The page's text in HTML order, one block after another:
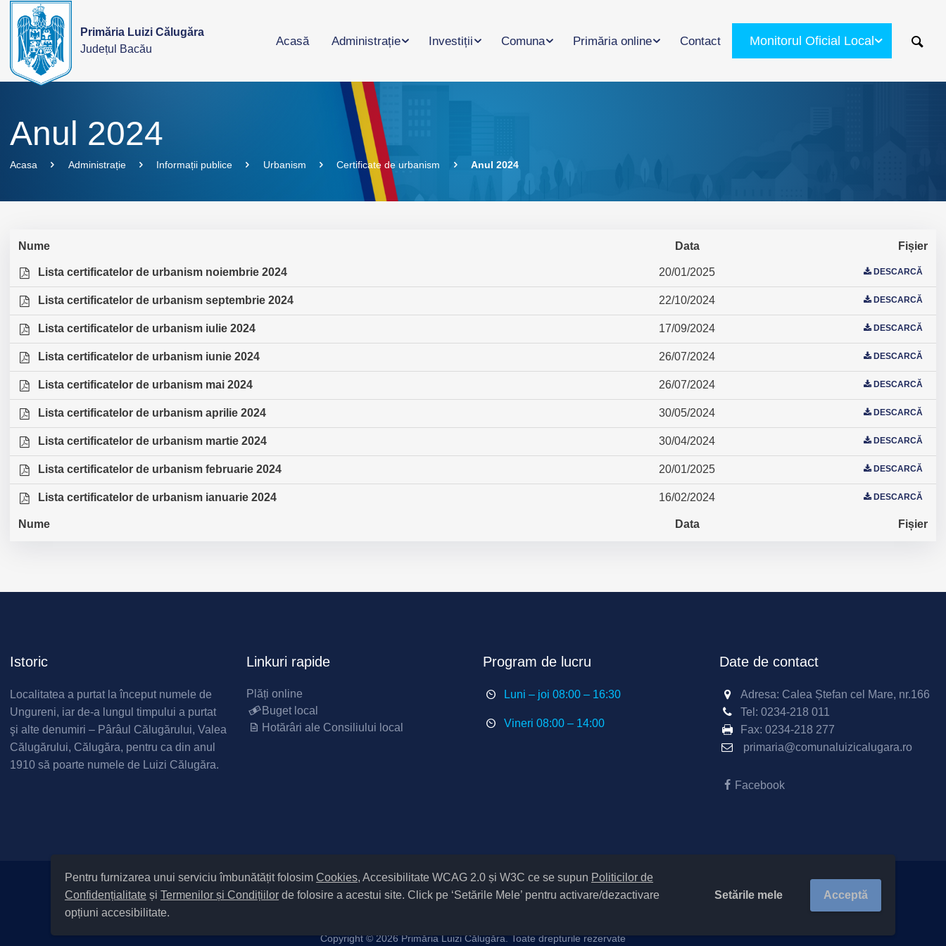
Pentru furnizarea unui serviciu îmbunătățit folosim Cookies, Accesibilitate WCAG 2.0 și W3C ce se supun Politicilor de
Confidențialitate și Termenilor și Condițiilor de folosire a acestui site. Click pe ‘Setările Mele’ pentru activare/dezactivare
opțiuni accesibilitate.
Setările mele Acceptă
Primăria Luizi Călugăra
Județul Bacău
Acasă Administrație Investiții Comuna Primăria online Contact Monitorul Oficial Local
Anul 2024
Acasa Administrație Informații publice Urbanism Certificate de urbanism Anul 2024
Nume Data Fișier
Lista certificatelor de urbanism noiembrie 2024 20/01/2025 DESCARCĂ
Lista certificatelor de urbanism septembrie 2024 22/10/2024 DESCARCĂ
Lista certificatelor de urbanism iulie 2024 17/09/2024 DESCARCĂ
Lista certificatelor de urbanism iunie 2024 26/07/2024 DESCARCĂ
Lista certificatelor de urbanism mai 2024 26/07/2024 DESCARCĂ
Lista certificatelor de urbanism aprilie 2024 30/05/2024 DESCARCĂ
Lista certificatelor de urbanism martie 2024 30/04/2024 DESCARCĂ
Lista certificatelor de urbanism februarie 2024 20/01/2025 DESCARCĂ
Lista certificatelor de urbanism ianuarie 2024 16/02/2024 DESCARCĂ
Nume Data Fișier
Istoric
Localitatea a purtat la început numele de
Ungureni, iar de-a lungul timpului a purtat
şi alte denumiri – Pârâul Călugărului, Valea
Călugărului, Călugăra, pentru ca din anul
1910 să poarte numele de Luizi Călugăra.
Linkuri rapide
Plăți online
Buget local
Hotărâri ale Consiliului local
Program de lucru
Luni – joi 08:00 – 16:30
Vineri 08:00 – 14:00
Date de contact
Adresa: Calea Ștefan cel Mare, nr.166
Tel: 0234-218 011
Fax: 0234-218 277
primaria@comunaluizicalugara.ro
Facebook
Setări Cookies și Accesibilitate
|Informare cu privire la prelucrarea datelor
Copyright ©2026 Primăria Luizi Călugăra. Toate drepturile rezervate